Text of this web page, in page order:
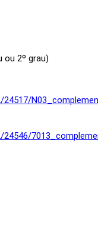
ou 2º grau)